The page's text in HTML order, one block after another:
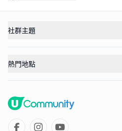
社群主題
熱門地點